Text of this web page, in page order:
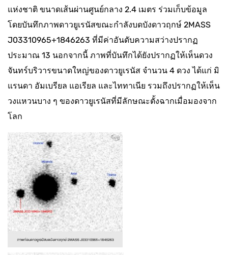
แห่งชาติ ขนาดเส้นผ่านศูนย์กลาง 2.4 เมตร ร่วมเก็บข้อมูล
โดยบันทึกภาพดาวยูเรนัสขณะกำลังบดบังดาวฤกษ์ 2MASS
J03310965+1846263 ที่มีค่าอันดับความสว่างปรากฏ
ประมาณ 13 นอกจากนี้ ภาพที่บันทึกได้ยังปรากฏให้เห็นดวง
จันทร์บริวารขนาดใหญ่ของดาวยูเรนัส จำนวน 4 ดวง ได้แก่ มิ
แรนดา อัมเบรียล แอเรียล และไททาเนีย รวมถึงปรากฏให้เห็น
วงแหวนบาง ๆ ของดาวยูเรนัสที่มีลักษณะตั้งฉากเมื่อมองจาก
โลก